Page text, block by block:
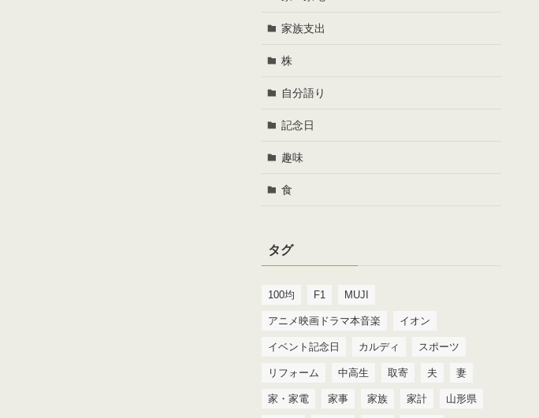
家族支出
株
自分語り
記念日
趣味
食
タグ
100均 F1 MUJI
アニメ映画ドラマ本音楽 イオン
イベント記念日 カルディ スポーツ
リフォーム 中高生 取寄 夫 妻
家・家電 家事 家族 家計 山形県